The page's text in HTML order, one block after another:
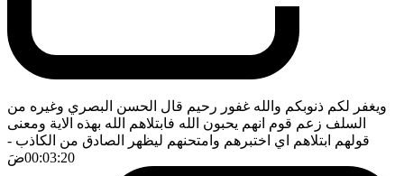
ويغفر لكم ذنوبكم والله غفور رحيم قال الحسن البصري وغيره من
السلف زعم قوم انهم يحبون الله فابتلاهم الله بهذه الاية ومعنى
قولهم ابتلاهم اي اختبرهم وامتحنهم ليظهر الصادق من الكاذب -
00:03:20ضَ